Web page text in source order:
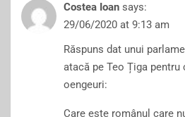
Costea Ioan says:
29/06/2020 at 9:13 am
Răspuns dat unui
atacă pe Teo Țiga pentru
oengeuri:
Care este românul care